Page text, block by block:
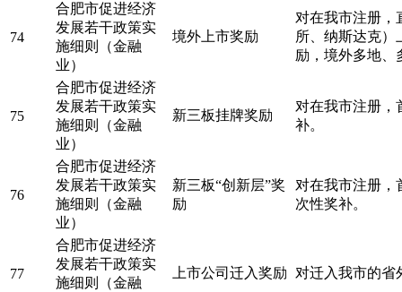
74
合肥市促进经济
发展若干政策实
施细则（金融
业）
境外上市奖励
对在我市注册，
所、纳斯达克）
励，境外多地、
75
合肥市促进经济
发展若干政策实
施细则（金融
业）
新三板挂牌奖励
对在我市注册，
补。
76
合肥市促进经济
发展若干政策实
施细则（金融
业）
新三板“创新层”奖
励
对在我市注册，
次性奖补。
77
合肥市促进经济
发展若干政策实
施细则（金融
上市公司迁入奖励 对迁入我市的省